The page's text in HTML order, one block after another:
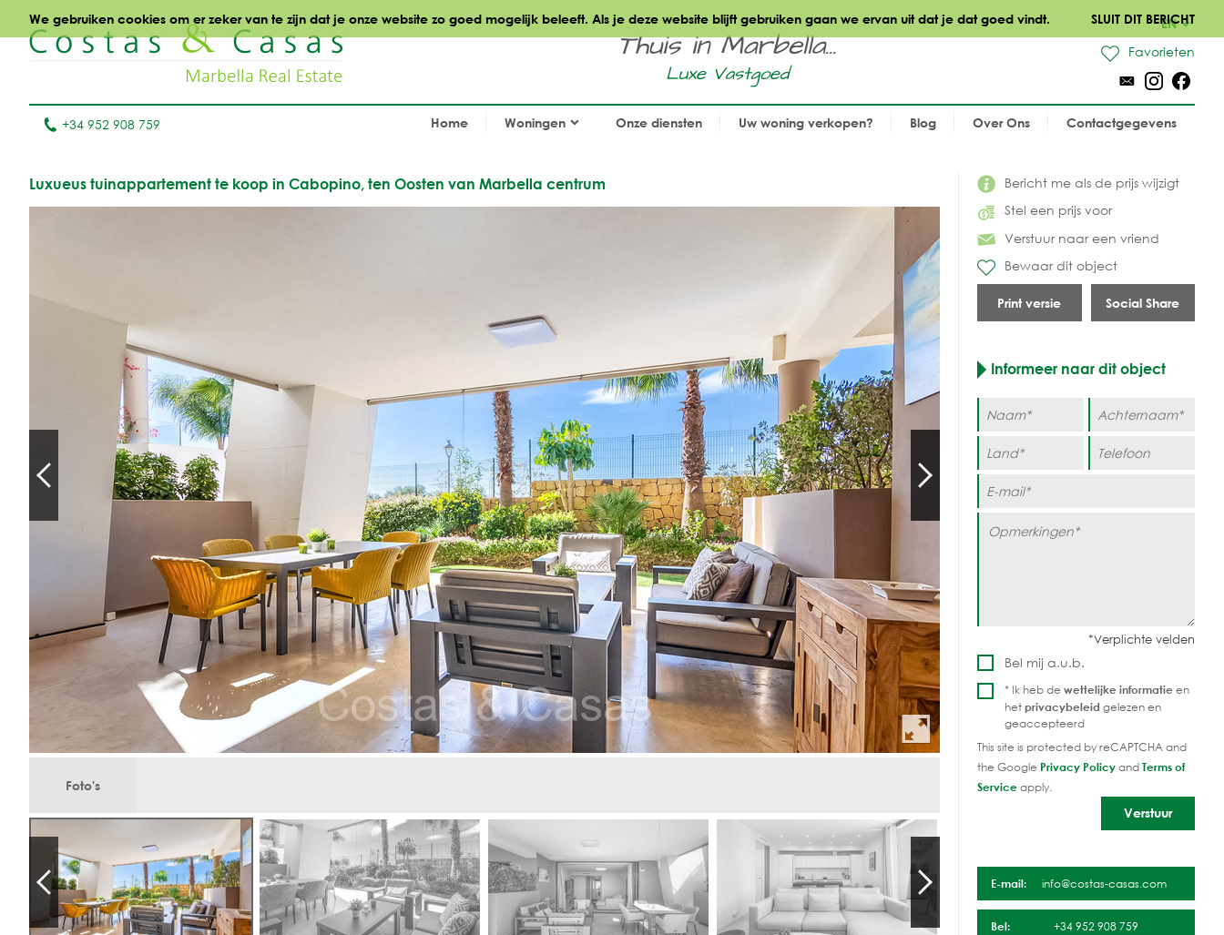
We gebruiken cookies om er zeker van te zijn dat je onze website zo goed mogelijk beleeft. Als je deze website blijft gebruiken gaan we ervan uit dat je dat goed vindt. SLUIT DIT BERICHT
Thuis in Marbella...
Luxe Vastgoed
EN
Favorieten
+34 952 908 759 Home Woningen Onze diensten Uw woning verkopen? Blog Over Ons Contactgegevens
Bericht me als de prijs wijzigt
Stel een prijs voor
Verstuur naar een vriend
Bewaar dit object
Print versie Social Share
Luxueus tuinappartement te koop in Cabopino, ten Oosten van Marbella centrum
Foto's
Informeer naar dit object
Bel mij a.u.b.
* Ik heb de wettelijke informatie en
hetprivacybeleid gelezen en
geaccepteerd
This site is protected by reCAPTCHA and
the Google Privacy PolicyandTerms of
Serviceapply.
E-mail: info@costas-casas.com
Bel: +34 952 908 759